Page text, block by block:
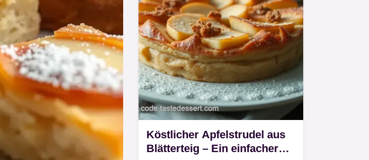
Köstlicher Apfelstrudel aus
Blätterteig – Ein einfacher